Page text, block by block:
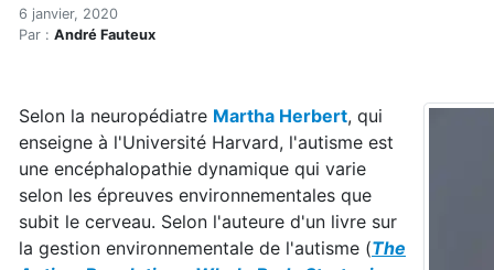
Accueil
Articles
Deux pédiatres
6 janvier, 2020
Par : André Fauteux
Selon la neuropédiatre Martha Herbert, qui
enseigne à l'Université Harvard, l'autisme est
une encéphalopathie dynamique qui varie
selon les épreuves environnementales que
subit le cerveau. Selon l'auteure d'un livre sur
la gestion environnementale de l'autisme (The